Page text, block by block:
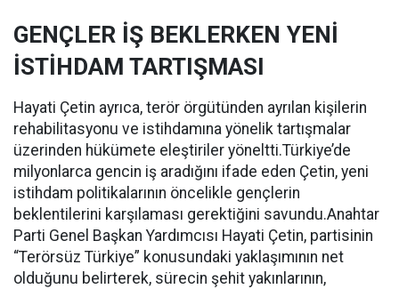
GENÇLER İŞ BEKLERKEN YENİ
İSTİHDAM TARTIŞMASI
Hayati Çetin ayrıca, terör örgütünden ayrılan kişilerin
rehabilitasyonu ve istihdamına yönelik tartışmalar
üzerinden hükümete eleştiriler yöneltti.Türkiye’de
milyonlarca gencin iş aradığını ifade eden Çetin, yeni
istihdam politikalarının öncelikle gençlerin
beklentilerini karşılaması gerektiğini savundu.Anahtar
Parti Genel Başkan Yardımcısı Hayati Çetin, partisinin
“Terörsüz Türkiye” konusundaki yaklaşımının net
olduğunu belirterek, sürecin şehit yakınlarının,